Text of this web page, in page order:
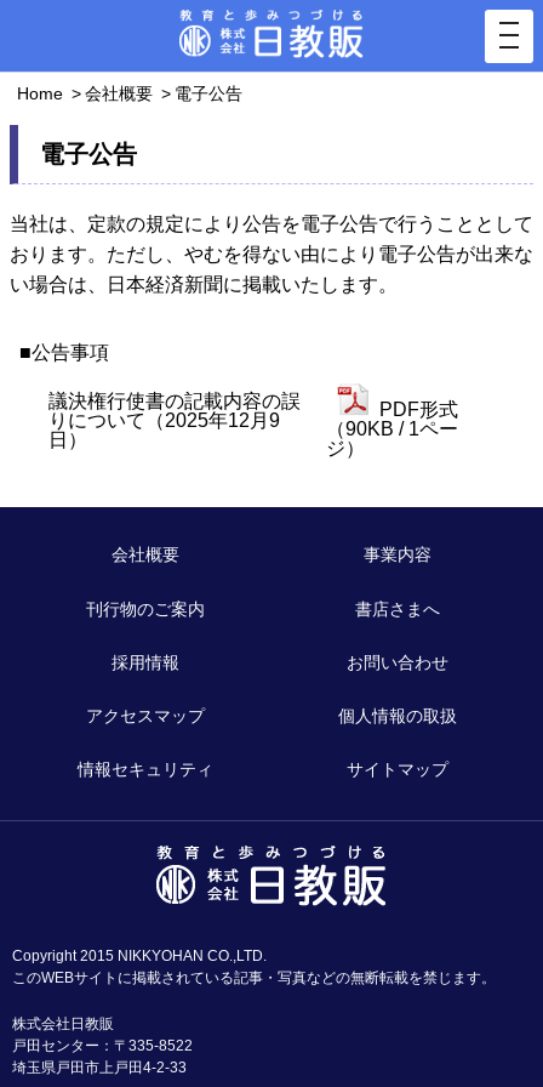
Home 会社概要 電子公告
電子公告
当社は、定款の規定により公告を電子公告で行うこととして
おります。ただし、やむを得ない由により電子公告が出来な
い場合は、日本経済新聞に掲載いたします。
■公告事項
議決権行使書の記載内容の誤
りについて（2025年12月9
日）
PDF形式
（90KB / 1ペー
ジ）
会社概要 事業内容
刊行物のご案内 書店さまへ
採用情報 お問い合わせ
アクセスマップ 個人情報の取扱
情報セキュリティ サイトマップ
Copyright 2015 NIKKYOHAN CO.,LTD.
このWEBサイトに掲載されている記事・写真などの無断転載を禁じます。
株式会社日教販
戸田センター：〒335-8522
埼玉県戸田市上戸田4-2-33